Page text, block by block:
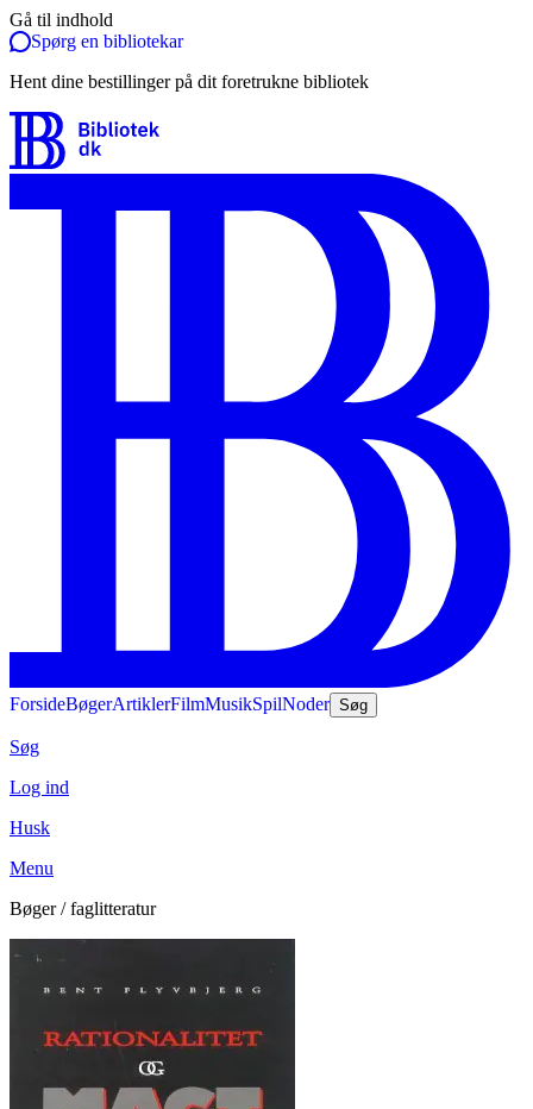
Gå til indhold
Spørg en bibliotekar
Hent dine bestillinger på dit foretrukne bibliotek
ForsideBøgerArtiklerFilmMusikSpilNoder Søg
Søg
Log ind
Husk
Menu
Bøger / faglitteratur